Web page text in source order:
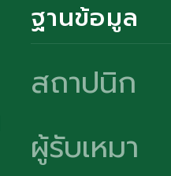
ฐานข้อมูล
สถาปนิก
ผู้รับเหมา